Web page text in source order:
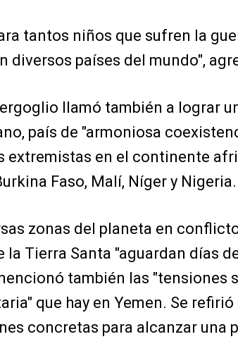
tantos niños que sufren la
diversos países del mundo",
llamó también a lograr
país de "armoniosa
extremistas en el continente
Faso, Malí, Níger y Nigeria.
zonas del planeta en
la Tierra Santa "aguardan días
también las "tensiones
que hay en Yemen. Se
concretas para alcanzar una